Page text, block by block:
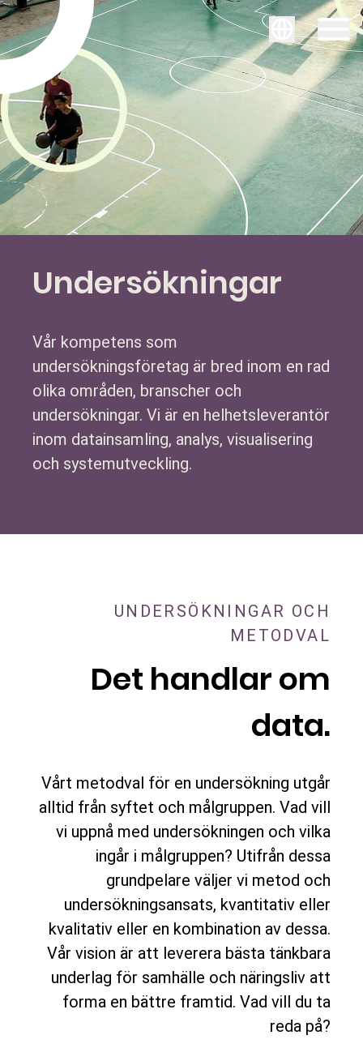
Svenska
Undersökningar
Vår kompetens som
undersökningsföretag är bred inom en rad
olika områden, branscher och
undersökningar. Vi är en helhetsleverantör
inom datainsamling, analys, visualisering
och systemutveckling.
UNDERSÖKNINGAR OCH
METODVAL
Det handlar om
data.
Vårt metodval för en undersökning utgår
alltid från syftet och målgruppen. Vad vill
vi uppnå med undersökningen och vilka
ingår i målgruppen? Utifrån dessa
grundpelare väljer vi metod och
undersökningsansats, kvantitativ eller
kvalitativ eller en kombination av dessa.
Vår vision är att leverera bästa tänkbara
underlag för samhälle och näringsliv att
forma en bättre framtid. Vad vill du ta
reda på?